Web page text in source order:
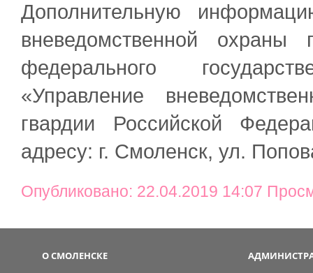
Дополнительную
вневедомственной
федерального
«Управление
гвардии Российской
адресу: г. Смоленск, ул.
Опубликовано: 22.04.2019 14:07
О СМОЛЕНСКЕ